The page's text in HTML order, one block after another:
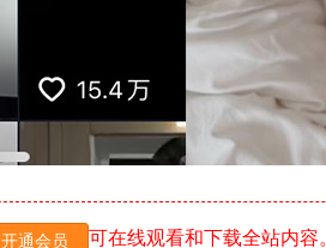
开通会员 可在线观看和下载全站内容。